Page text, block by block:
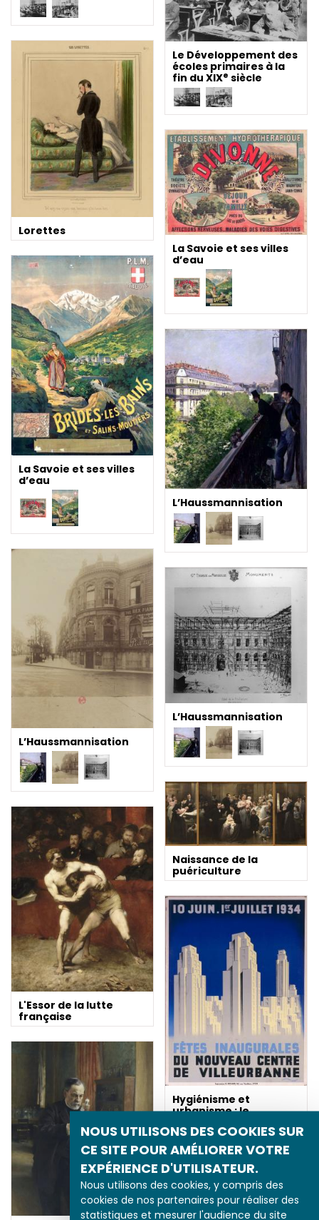
NOUS UTILISONS DES COOKIES SUR
CE SITE POUR AMÉLIORER VOTRE
EXPÉRIENCE D'UTILISATEUR.
Nous utilisons des cookies, y compris des
cookies de nos partenaires pour réaliser des
statistiques et mesurer l'audience du site
Le Développement des
écoles primaires à la
fin du XIXe siècle
Lorettes
La Savoie et ses villes
d’eau
La Savoie et ses villes
d’eau
L’Haussmannisation
L’Haussmannisation
L’Haussmannisation
Naissance de la
puériculture
L'Essor de la lutte
française
Hygiénisme et
urbanisme : le
Villeurbanne